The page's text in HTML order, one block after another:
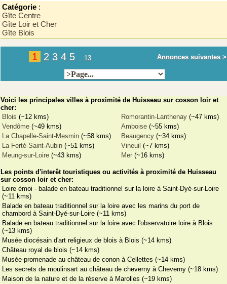
Catégorie :
Gîte Centre
Gîte Loir et Cher
Gîte Blois
1 2 3 4 5 ...13 Annonces suivantes >
Voici les principales villes à proximité de Huisseau sur cosson loir et
cher:
Blois (~12 kms) Romorantin-Lanthenay (~47 kms)
Vendôme (~49 kms) Amboise (~55 kms)
La Chapelle-Saint-Mesmin (~58 kms) Beaugency (~34 kms)
La Ferté-Saint-Aubin (~51 kms) Vineuil (~7 kms)
Meung-sur-Loire (~43 kms) Mer (~16 kms)
Les points d'interêt touristiques ou activités à proximité de Huisseau
sur cosson loir et cher:
Loire émoi - balade en bateau traditionnel sur la loire à Saint-Dyé-sur-Loire
(~11 kms)
Balade en bateau traditionnel sur la loire avec les marins du port de
chambord à Saint-Dyé-sur-Loire (~11 kms)
Balade en bateau traditionnel sur la loire avec l'observatoire loire à Blois
(~13 kms)
Musée diocésain d'art religieux de blois à Blois (~14 kms)
Château royal de blois (~14 kms)
Musée-promenade au château de conon à Cellettes (~14 kms)
Les secrets de moulinsart au château de cheverny à Cheverny (~18 kms)
Maison de la nature et de la réserve à Marolles (~19 kms)